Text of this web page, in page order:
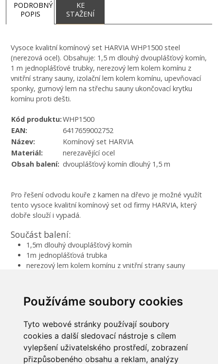
Používáme soubory cookies
Tyto webové stránky používají soubory
cookies a další sledovací nástroje s cílem
vylepšení uživatelského prostředí, zobrazení
přizpůsobeného obsahu a reklam, analýzy
PODROBNÝ
POPIS
KE
STAŽENÍ
Vysoce kvalitní komínový set HARVIA WHP1500 steel
(nerezová ocel). Obsahuje: 1,5 m dlouhý dvouplášťový komín,
1 m jednoplášťové trubky, nerezový lem kolem komínu z
vnitřní strany sauny, izolační lem kolem komínu, upevňovací
sponky, gumový lem na střechu sauny ukončovací krytku
komínu proti dešti.
Kód produktu:WHP1500
EAN:
6417659002752
Název:
Komínový set HARVIA
Materiál:
nerezavějící ocel
Obsah balení: dvouplášťový komín dlouhý 1,5 m
Pro řešení odvodu kouře z kamen na dřevo je možné využít
tento vysoce kvalitní komínový set od firmy HARVIA, který
dobře slouží i vypadá.
Součást balení:
1,5m dlouhý dvouplášťový komín
1m jednoplášťová trubka
nerezový lem kolem komínu z vnitřní strany sauny
gumový lem na střechu sauny
ukončovací krytku komínu proti dešti
INFORMACE